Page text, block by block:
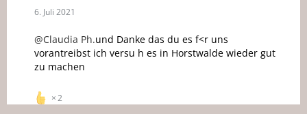
6. Juli 2021
@Claudia Ph.und Danke das du es f<r uns
vorantreibst ich versu h es in Horstwalde wieder gut
zu machen
2